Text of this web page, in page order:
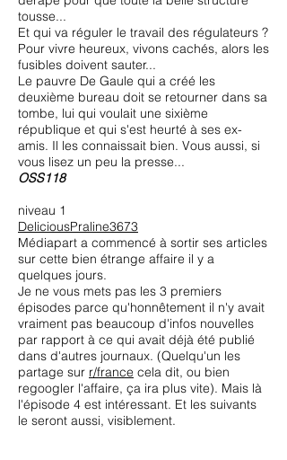
tousse...
Et qui va réguler le travail des régulateurs ?
Pour vivre heureux, vivons cachés, alors les
fusibles doivent sauter...
Le pauvre De Gaule qui a créé les
deuxième bureau doit se retourner dans sa
tombe, lui qui voulait une sixième
république et qui s'est heurté à ses ex-
amis. Il les connaissait bien. Vous aussi, si
vous lisez un peu la presse...
OSS118
niveau 1
DeliciousPraline3673
Médiapart a commencé à sortir ses articles
sur cette bien étrange affaire il y a
quelques jours.
Je ne vous mets pas les 3 premiers
épisodes parce qu'honnêtement il n'y avait
vraiment pas beaucoup d'infos nouvelles
par rapport à ce qui avait déjà été publié
dans d'autres journaux. (Quelqu'un les
partage sur r/france cela dit, ou bien
regoogler l'affaire, ça ira plus vite). Mais là
l'épisode 4 est intéressant. Et les suivants
le seront aussi, visiblement.